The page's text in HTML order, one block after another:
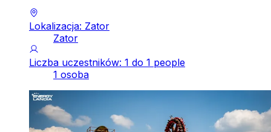
Lokalizacja: Zator
Zator
Liczba uczestników: 1 do 1 people
1 osoba